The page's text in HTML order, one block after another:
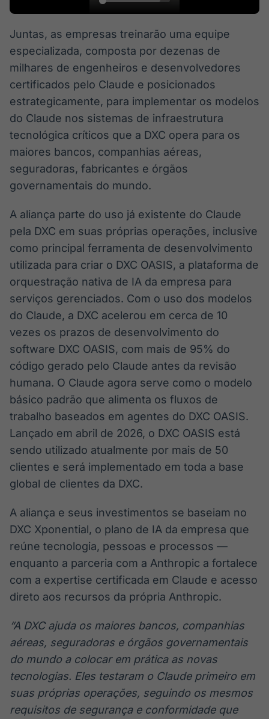
Juntas, as empresas treinarão uma equipe
especializada, composta por dezenas de
milhares de engenheiros e desenvolvedores
certificados pelo Claude e posicionados
estrategicamente, para implementar os modelos
do Claude nos sistemas de infraestrutura
tecnológica críticos que a DXC opera para os
maiores bancos, companhias aéreas,
seguradoras, fabricantes e órgãos
governamentais do mundo.
A aliança parte do uso já existente do Claude
pela DXC em suas próprias operações, inclusive
como principal ferramenta de desenvolvimento
utilizada para criar o DXC OASIS, a plataforma de
orquestração nativa de IA da empresa para
serviços gerenciados. Com o uso dos modelos
do Claude, a DXC acelerou em cerca de 10
vezes os prazos de desenvolvimento do
software DXC OASIS, com mais de 95% do
código gerado pelo Claude antes da revisão
humana. O Claude agora serve como o modelo
básico padrão que alimenta os fluxos de
trabalho baseados em agentes do DXC OASIS.
Lançado em abril de 2026, o DXC OASIS está
sendo utilizado atualmente por mais de 50
clientes e será implementado em toda a base
global de clientes da DXC.
A aliança e seus investimentos se baseiam no
DXC Xponential, o plano de IA da empresa que
reúne tecnologia, pessoas e processos —
enquanto a parceria com a Anthropic a fortalece
com a expertise certificada em Claude e acesso
direto aos recursos da própria Anthropic.
“A DXC ajuda os maiores bancos, companhias
aéreas, seguradoras e órgãos governamentais
do mundo a colocar em prática as novas
tecnologias. Eles testaram o Claude primeiro em
suas próprias operações, seguindo os mesmos
requisitos de segurança e conformidade que